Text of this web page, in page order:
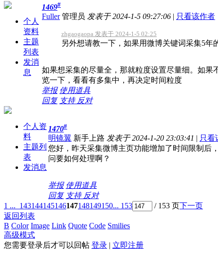
个人
资料
主题
列表
发消
息
1469#
Fuller 管理员 发表于 2024-1-5 09:27:06 | 只看该作者
zhgaogaopa 发表于 2024-1-5 02:25
另外想请教一下，如果用微博关键词采集5
如果想采集的尽量全，那就粒度设置尽量细。如
览一下，看看有多集中，再决定时间粒度
举报 使用道具
回复 支持 反对
个人资
料
主题列
表
发消息
1470#
明镜翼 新手上路 发表于 2024-1-20 23:03:41 | 只看
您好，昨天采集微博主页功能增加了时间限制后
问要如何处理啊？
举报 使用道具
回复 支持 反对
1 ... 143144145146147148149150... 153 / 153 页下一页
返回列表
B Color Image Link Quote Code Smilies
高级模式
您需要登录后才可以回帖 登录 | 立即注册